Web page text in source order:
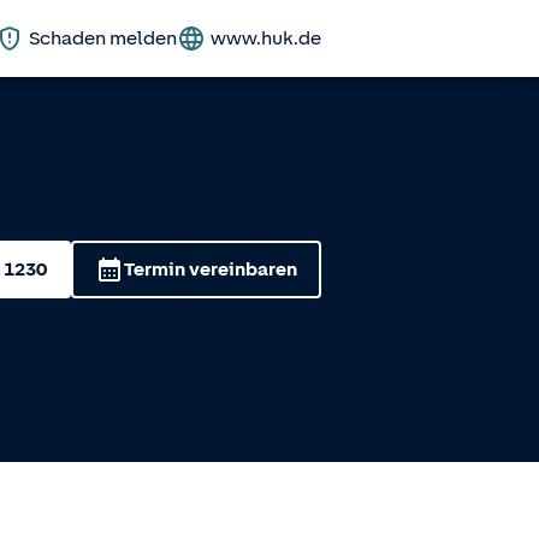
Schaden melden www.huk.de
1230 Termin vereinbaren